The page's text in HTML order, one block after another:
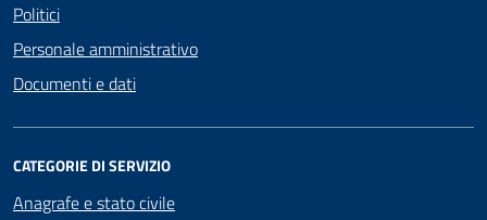
Politici
Personale amministrativo
Documenti e dati
CATEGORIE DI SERVIZIO
Anagrafe e stato civile